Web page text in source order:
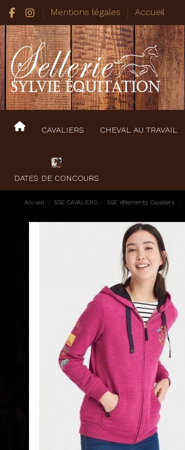
Mentions légales Accueil
CAVALIERS CHEVAL AU TRAVAIL
DATES DE CONCOURS
Accueil SSE CAVALIERS SSE Vêtements Cavaliers